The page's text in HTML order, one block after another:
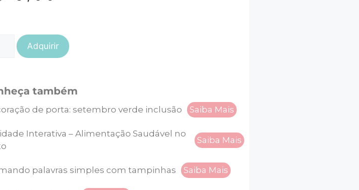
Adquirir
também
de porta: setembro verde inclusão Saiba Mais
Interativa – Alimentação Saudável no
Saiba Mais
palavras simples com tampinhas Saiba Mais